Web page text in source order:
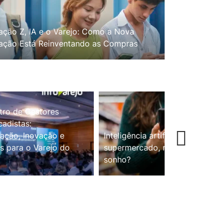
Z, IA e o Varejo: Como a Nova
Está Reinventando as Compras
de Gestores
Inovação e
para o Varejo do
Inteligência artificial no
supermercado, realidade ou
sonho?